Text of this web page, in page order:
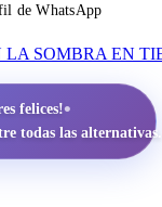
de WhatsApp
SOMBRA EN
felices!•
todas las alternativas.